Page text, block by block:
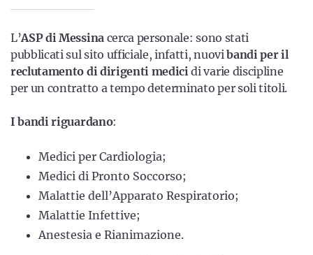
Resta sempre aggiornato con le ultime news, iscriviti alla
nostra newsletter
L’ASP di Messinacerca personale: sono stati
pubblicati sul sito ufficiale, infatti, nuovibandi per il
reclutamento di dirigenti medicidi varie discipline
per un contratto a tempo determinato per soli titoli.
I bandi riguardano:
Medici per Cardiologia;
Medici di Pronto Soccorso;
Malattie dell’Apparato Respiratorio;
Malattie Infettive;
Anestesia e Rianimazione.